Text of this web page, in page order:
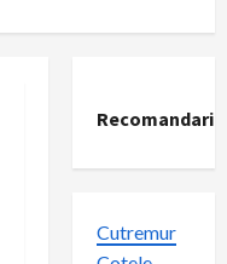
Recomandari
Cutremur